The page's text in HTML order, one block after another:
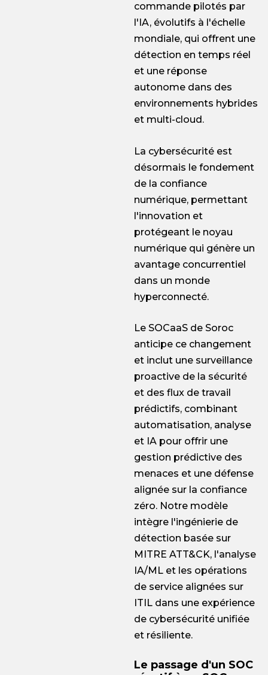
commande pilotés par
l'IA, évolutifs à l'échelle
mondiale, qui offrent une
détection en temps réel
et une réponse
autonome dans des
environnements hybrides
et multi-cloud.
La cybersécurité est
désormais le fondement
de la confiance
numérique, permettant
l'innovation et
protégeant le noyau
numérique qui génère un
avantage concurrentiel
dans un monde
hyperconnecté.
Le SOCaaS de Soroc
anticipe ce changement
et inclut une surveillance
proactive de la sécurité
et des flux de travail
prédictifs, combinant
automatisation, analyse
et IA pour offrir une
gestion prédictive des
menaces et une défense
alignée sur la confiance
zéro. Notre modèle
intègre l'ingénierie de
détection basée sur
MITRE ATT&CK, l'analyse
IA/ML et les opérations
de service alignées sur
ITIL dans une expérience
de cybersécurité unifiée
et résiliente.
Le passage d'un SOC